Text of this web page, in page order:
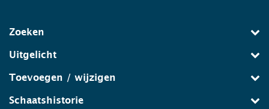
Zoeken
Uitgelicht
Toevoegen / wijzigen
Schaatshistorie